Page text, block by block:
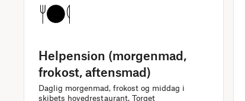
Helpension (morgenmad,
frokost, aftensmad)
Daglig morgenmad, frokost og middag i
skibets hovedrestaurant, Torget